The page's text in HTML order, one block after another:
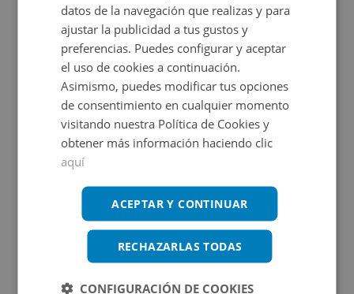
Calificación de eficiencia energética
de vivienda terminado según RD
390/2021 de 1 de junio.
Promociones asociadas
Nuevo año, nuevo hogar
Ver más inmuebles
datos de la navegación que realizas y para
ajustar la publicidad a tus gustos y
preferencias. Puedes configurar y aceptar
el uso de cookies a continuación.
Asimismo, puedes modificar tus opciones
de consentimiento en cualquier momento
visitando nuestra Política de Cookies y
obtener más información haciendo clic
aquí
ACEPTAR Y CONTINUAR
RECHAZARLAS TODAS
CONFIGURACIÓN DE COOKIES